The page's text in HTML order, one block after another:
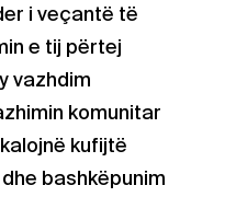
i veçantë të
e tij përtej
vazhdim
komunitar
kufijtë
bashkëpunim